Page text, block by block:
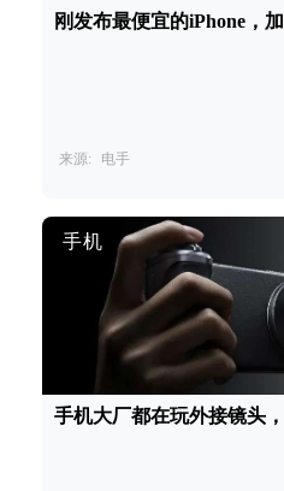
刚发布最便宜的iPhone，
来源: 电手
手机
手机大厂都在玩外接镜头